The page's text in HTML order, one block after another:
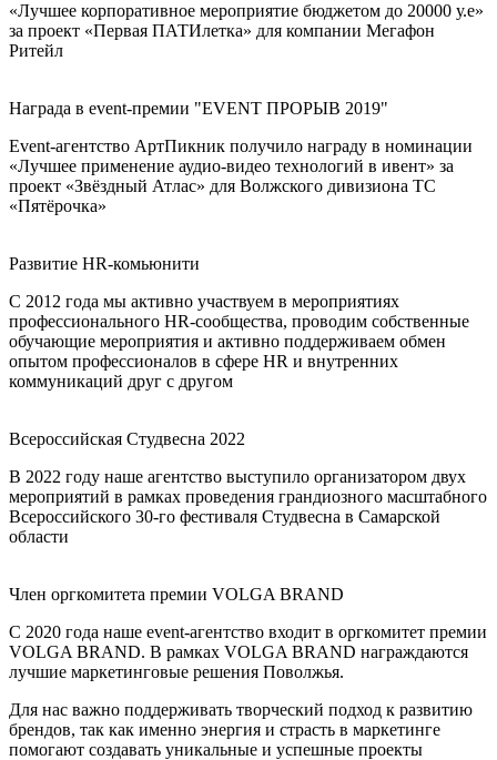
«Лучшее корпоративное мероприятие бюджетом до 20000 у.е»
за проект «Первая ПАТИлетка» для компании Мегафон
Ритейл
Награда в event-премии "EVENT ПРОРЫВ 2019"
Event-агентство АртПикник получило награду в номинации
«Лучшее применение аудио-видео технологий в ивент» за
проект «Звёздный Атлас» для Волжского дивизиона ТС
«Пятёрочка»
Развитие HR-комьюнити
С 2012 года мы активно участвуем в мероприятиях
профессионального HR-сообщества, проводим собственные
обучающие мероприятия и активно поддерживаем обмен
опытом профессионалов в сфере HR и внутренних
коммуникаций друг с другом
Всероссийская Студвесна 2022
В 2022 году наше агентство выступило организатором двух
мероприятий в рамках проведения грандиозного масштабного
Всероссийского 30-го фестиваля Студвесна в Самарской
области
Член оргкомитета премии VOLGA BRAND
С 2020 года наше event-агентство входит в оргкомитет премии
VOLGA BRAND. В рамках VOLGA BRAND награждаются
лучшие маркетинговые решения Поволжья.
Для нас важно поддерживать творческий подход к развитию
брендов, так как именно энергия и страсть в маркетинге
помогают создавать уникальные и успешные проекты